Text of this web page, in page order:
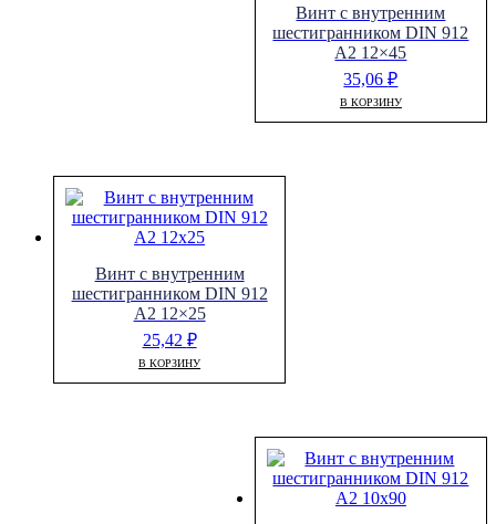
Винт с внутренним
шестигранником DIN 912
A2 12×45
35,06₽
В КОРЗИНУ
Винт с внутренним
шестигранником DIN 912
A2 12×25
25,42 ₽
В КОРЗИНУ